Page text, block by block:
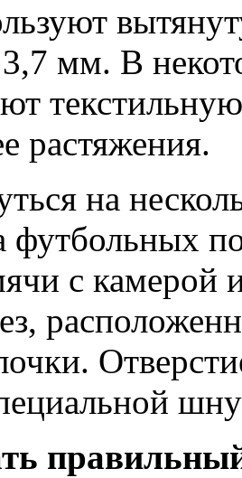
мм. В
растяжения.
на
футбольных
с камерой